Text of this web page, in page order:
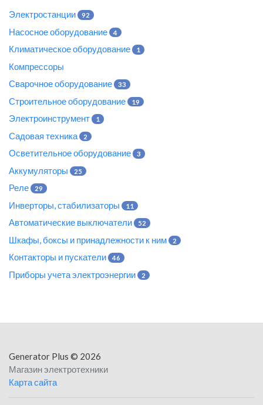
Электростанции 92
Насосное оборудование 4
Климатическое оборудование 1
Компрессоры
Сварочное оборудование
33
Строительное оборудование 19
Электроинструмент 1
Садовая техника 2
Осветительное оборудование 3
Аккумуляторы 25
Реле 29
Инверторы, стабилизаторы 11
Автоматические выключатели 52
Шкафы, боксы и принадлежности к ним 2
Контакторы и пускатели 46
Приборы учета электроэнергии 2
Generator Plus © 2026
Магазин электротехники
Карта сайта